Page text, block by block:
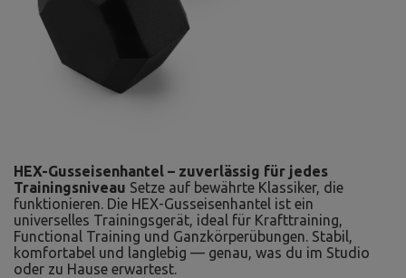
HEX-Gusseisenhantel – zuverlässig für jedes
Trainingsniveau Setze auf bewährte Klassiker, die
funktionieren. Die HEX-Gusseisenhantel ist ein
universelles Trainingsgerät, ideal für Krafttraining,
Functional Training und Ganzkörperübungen. Stabil,
komfortabel und langlebig — genau, was du im Studio
oder zu Hause erwartest.